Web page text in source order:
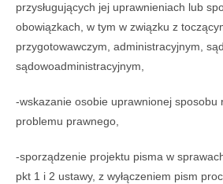
przysługujących jej uprawnieniach lub
obowiązkach, w tym w związku z
przygotowawczym, administracyjnym,
sądowoadministracyjnym,
-wskazanie osobie uprawnionej sposobu
problemu prawnego,
-sporządzenie projektu pisma w
pkt 1 i 2 ustawy, z wyłączeniem pism